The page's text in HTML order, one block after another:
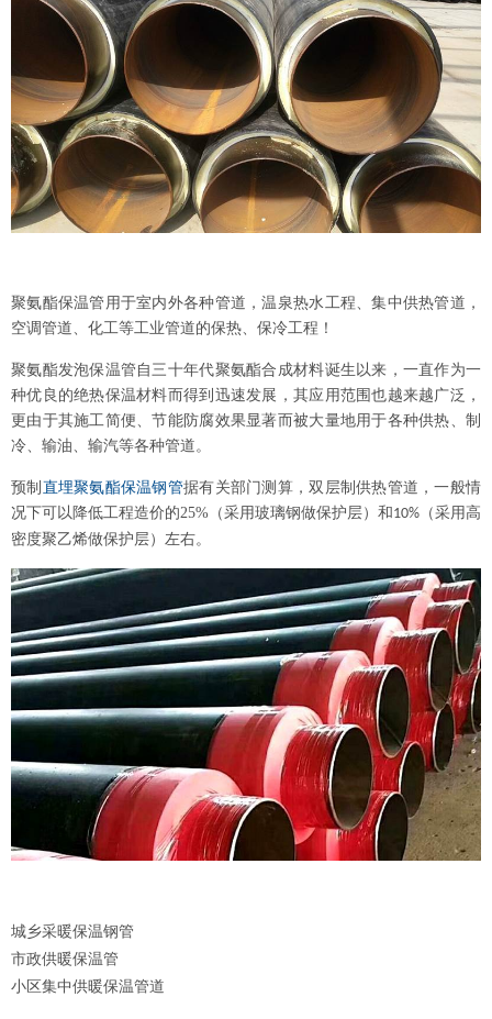
聚氨酯保温管用于室内外各种管道，温泉热水工程、集中供热管道，
空调管道、化工等工业管道的保热、保冷工程！
聚氨酯发泡保温管自三十年代聚氨酯合成材料诞生以来，一直作为一
种优良的绝热保温材料而得到迅速发展，其应用范围也越来越广泛，
更由于其施工简便、节能防腐效果显著而被大量地用于各种供热、制
冷、输油、输汽等各种管道。
预制 直埋聚氨酯保温钢管据有关部门测算，双层制供热管道，一般情
况下可以降低工程造价的25% （采用玻璃钢做保护层）和 10% （采用高
密度聚乙烯做保护层）左右。
城乡采暖保温钢管
市政供暖保温管
小区集中供暖保温管道